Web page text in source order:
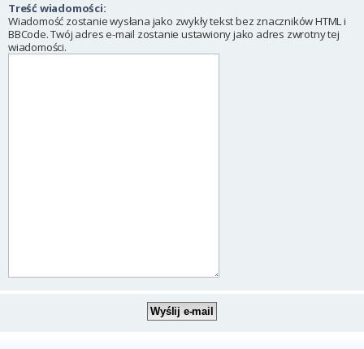
Treść wiadomości:
Wiadomość zostanie wysłana jako zwykły tekst bez znaczników HTML i
BBCode. Twój adres e-mail zostanie ustawiony jako adres zwrotny tej
wiadomości.